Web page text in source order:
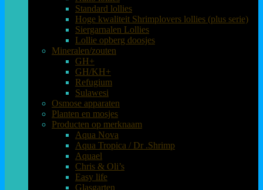
Standard lollies
Hoge kwaliteit Shrimplovers lollies (plus serie)
Siergarnalen Lollies
Lollie opberg doosjes
Mineralen/zouten
GH+
GH/KH+
Refugium
Sulawesi
Osmose apparaten
Planten en mosjes
Producten op merknaam
Aqua Nova
Aqua Tropica / Dr .Shrimp
Aquael
Chris & Oli’s
Easy life
Glasgarten